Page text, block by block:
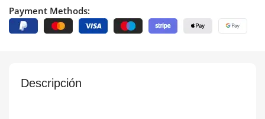
Payment Methods:
Descripción